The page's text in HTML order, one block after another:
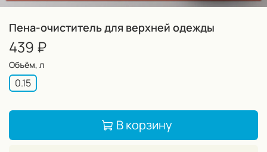
Пена-очиститель для верхней одежды
439 ₽
Объём, л
0.15
В корзину